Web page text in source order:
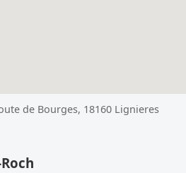
de Bourges, 18160 Lignieres